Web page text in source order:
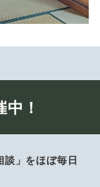
！
」をほぼ毎日